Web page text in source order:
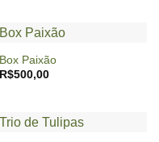
Box Paixão
R$500,00